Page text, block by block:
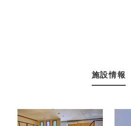
施設情報